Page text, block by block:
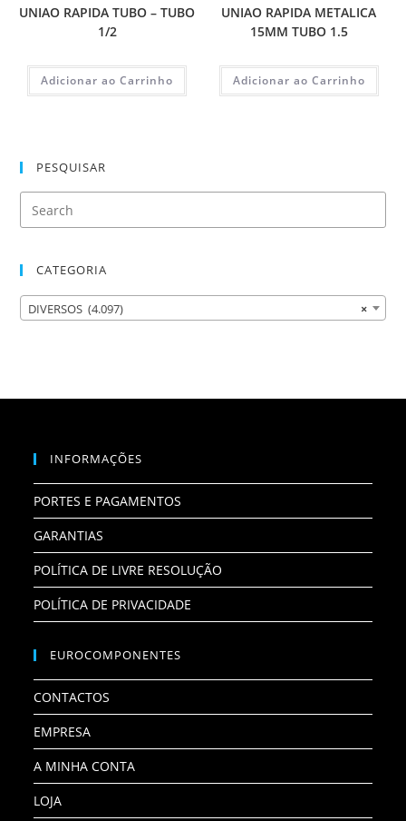
UNIAO RAPIDA TUBO – TUBO
1/2
Adicionar ao Carrinho
UNIAO RAPIDA METALICA
15MM TUBO 1.5
Adicionar ao Carrinho
PESQUISAR
CATEGORIA
×
DIVERSOS (4.097)
INFORMAÇÕES
PORTES E PAGAMENTOS
GARANTIAS
POLÍTICA DE LIVRE RESOLUÇÃO
POLÍTICA DE PRIVACIDADE
EUROCOMPONENTES
CONTACTOS
EMPRESA
A MINHA CONTA
LOJA